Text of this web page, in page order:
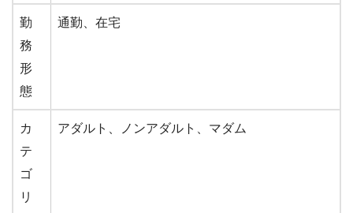
勤
務
形
態
通勤、在宅
カ
テ
ゴ
リ
アダルト、ノンアダルト、マダム